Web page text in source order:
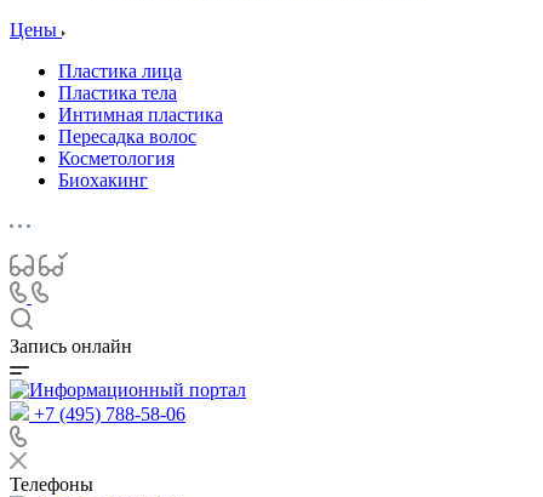
Цены
Пластика лица
Пластика тела
Интимная пластика
Пересадка волос
Косметология
Биохакинг
Запись онлайн
+7 (495) 788-58-06
Телефоны